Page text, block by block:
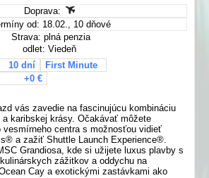
Doprava:
od: 18.02., 10 dňové
Strava: plná penzia
odlet: Viedeň
10 dní
First Minute
+0 €
vás zavedie na fascinujúcu kombináciu
karibskej krásy. Očakávať môžete
vesmírneho centra s možnosťou vidieť
a zažiť Shuttle Launch Experience®.
Grandiosa, kde si užijete luxus plavby s
zážitkov a oddychu na
Cay a exotickými zastávkami ako